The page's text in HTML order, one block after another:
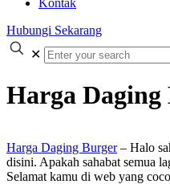
Kontak
Hubungi Sekarang
✕
Harga Daging
Harga Daging Burger– Halo
disini. Apakah sahabat semua
Selamat kamu di web yang